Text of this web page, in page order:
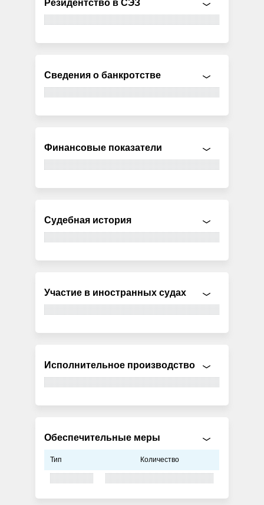
Резидентство в СЭЗ
Сведения о банкротстве
Финансовые показатели
Судебная история
Участие в иностранных судах
Исполнительное производство
Обеспечительные меры
Тип Количество